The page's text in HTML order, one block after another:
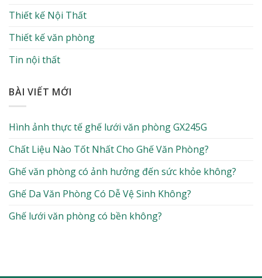
Thiết kế Nội Thất
Thiết kế văn phòng
Tin nội thất
BÀI VIẾT MỚI
Hình ảnh thực tế ghế lưới văn phòng GX245G
Chất Liệu Nào Tốt Nhất Cho Ghế Văn Phòng?
Ghế văn phòng có ảnh hưởng đến sức khỏe không?
Ghế Da Văn Phòng Có Dễ Vệ Sinh Không?
Ghế lưới văn phòng có bền không?